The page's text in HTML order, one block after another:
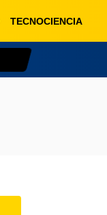
TECNOCIENCIA